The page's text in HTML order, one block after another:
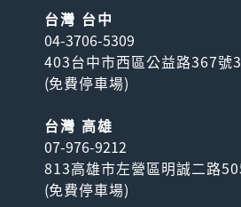
台灣 台中
04-3706-5309
403台中市西區公益路367號
(免費停車場)
台灣 高雄
07-976-9212
813高雄市左營區明誠二路
(免費停車場)